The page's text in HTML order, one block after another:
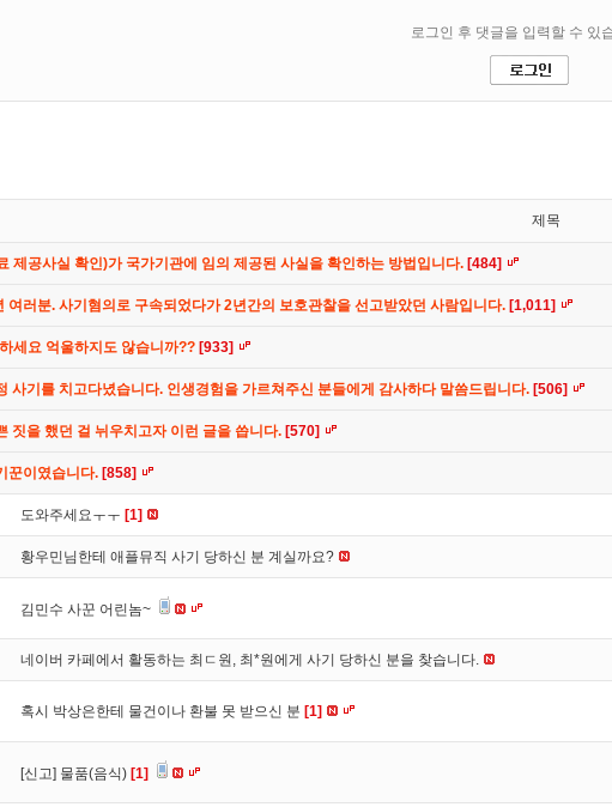
제목
제공사실 확인)가 국가기관에 임의 제공된 사실을 확인하는 방법입니다. [484]
여러분. 사기혐의로 구속되었다가 2년간의 보호관찰을 선고받았던 사람입니다. [1,011]
세요 억울하지도 않습니까?? [933]
사기를 치고다녔습니다. 인생경험을 가르쳐주신 분들에게 감사하다 말씀드립니다. [506]
짓을 했던 걸 뉘우치고자 이런 글을 씁니다. [570]
꾼이였습니다. [858]
도와주세요ㅜㅜ [1]
황우민님한테 애플뮤직 사기 당하신 분 계실까요?
김민수 사꾼 어린놈~
네이버 카페에서 활동하는 최ㄷ원, 최*원에게 사기 당하신 분을 찾습니다.
혹시 박상은한테 물건이나 환불 못 받으신 분 [1]
[신고] 물품(음식) [1]